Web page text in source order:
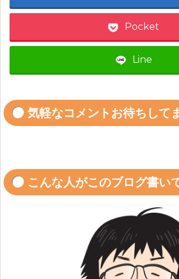
Pocket
Line
気軽なコメントお待ちして
こんな人がこのブログ書い